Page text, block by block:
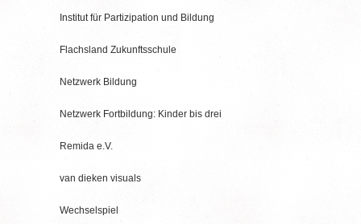
Institut für Partizipation und Bildung
Flachsland Zukunftsschule
Netzwerk Bildung
Netzwerk Fortbildung: Kinder bis drei
Remida e.V.
van dieken visuals
Wechselspiel